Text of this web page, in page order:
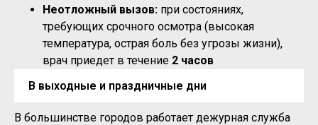
Неотложный вызов: при состояниях,
требующих срочного осмотра (высокая
температура, острая боль без угрозы жизни),
врач приедет в течение 2 часов
В выходные и праздничные дни
В большинстве городов работает дежурная служба